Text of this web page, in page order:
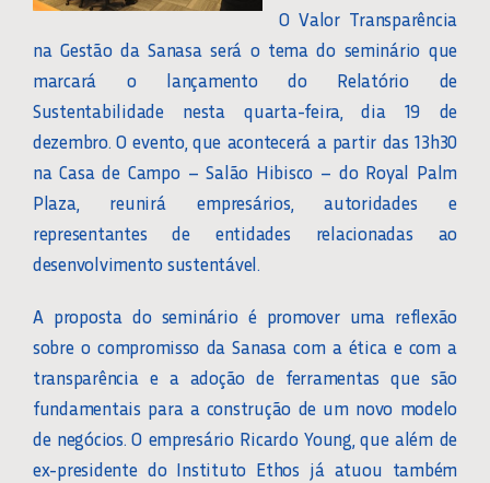
O Valor Transparência
na Gestão da Sanasa será o tema do seminário que
marcará o lançamento do Relatório de
Sustentabilidade nesta quarta-feira, dia 19 de
dezembro. O evento, que acontecerá a partir das 13h30
na Casa de Campo – Salão Hibisco – do Royal Palm
Plaza, reunirá empresários, autoridades e
representantes de entidades relacionadas ao
desenvolvimento sustentável.
A proposta do seminário é promover uma reflexão
sobre o compromisso da Sanasa com a ética e com a
transparência e a adoção de ferramentas que são
fundamentais para a construção de um novo modelo
de negócios. O empresário Ricardo Young, que além de
ex-presidente do Instituto Ethos já atuou também